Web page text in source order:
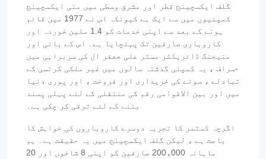
گلف ایکسچینج قطر اور مشرق وسطی میں منی ایکسچینج
کمپنیوں میں سے ایک ہے کیونکہ اس نے 1977 میں قائم
ہونے کے بعد سے اپنی خدمات کو 1.4 ملین خوردہ اور
کاروباری صارفین تک پہنچایا ہے۔ اس کے بانی اور
منیجنگ ڈائریکٹر مسٹر علی جعفر ال کی سربراہی میں
-سراف ، یہ کمپنی گذشتہ سالوں میں غیر ملکی کرنسی کے
تبادلے ، سونے کی خریداری اور فروخت ، اور پوری دنیا
میں اور بین الاقوامی رقم کی منتقلی کے لئے پہلی پسند
بننے کے لئے ترقی کر چکی ہے۔
اگرچہ کسٹمر کا تجربہ دوسرے کاروباروں کی خواہش کا
باعث ہے ، لیکن گلف ایکسچینج میں یہ حقیقت ہے۔ ہم
ماہانہ 200،000 صارفین کو اپنی 8 شاخوں اور 20